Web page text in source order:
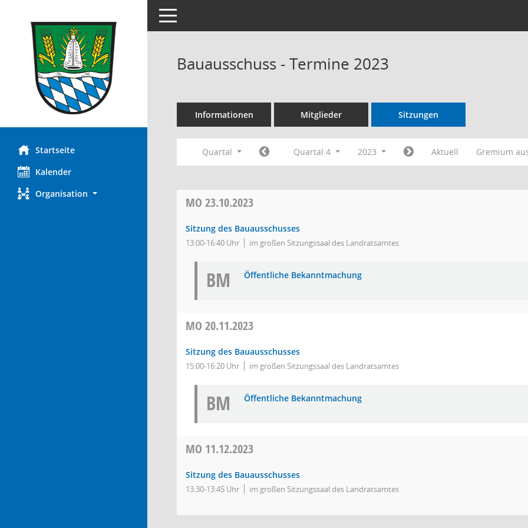
Startseite
Kalender
Organisation
Toggle navigation
Bauausschuss - Termine 2023
Informationen Mitglieder Sitzungen
Quartal Quartal 4 2023 Aktuell Gremium
MO 23.10.2023
Sitzung des Bauausschusses
13:00-16:40 Uhr im großen Sitzungssaal des Landratsamtes
BM Öffentliche Bekanntmachung
MO 20.11.2023
Sitzung des Bauausschusses
15:00-16:20 Uhr im großen Sitzungssaal des Landratsamtes
BM Öffentliche Bekanntmachung
MO 11.12.2023
Sitzung des Bauausschusses
13:30-13:45 Uhr im großen Sitzungssaal des Landratsamtes